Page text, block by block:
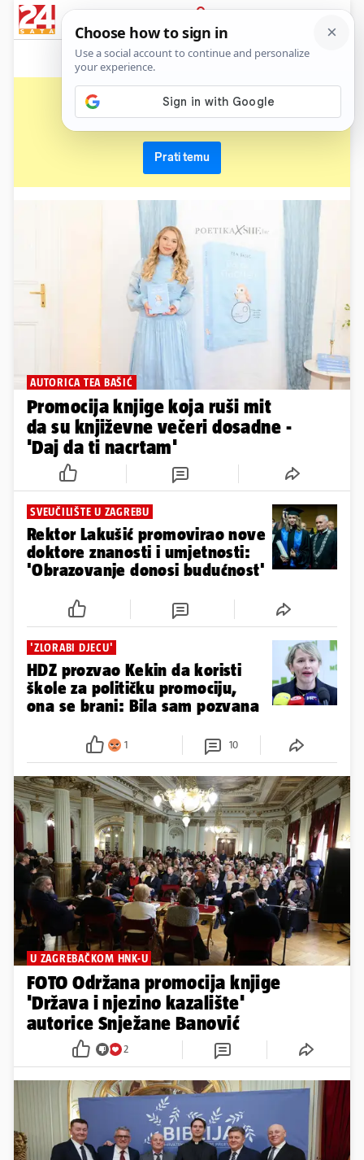
PRIJAVA
News
promocija
Prati temu
AUTORICA TEA BAŠIĆ
Promocija knjige koja ruši mit
da su književne večeri dosadne -
'Daj da ti nacrtam'
SVEUČILIŠTE U ZAGREBU
Rektor Lakušić promovirao nove
doktore znanosti i umjetnosti:
'Obrazovanje donosi budućnost'
'ZLORABI DJECU'
HDZ prozvao Kekin da koristi
škole za političku promociju,
ona se brani: Bila sam pozvana
1 10
U ZAGREBAČKOM HNK-U
FOTO Održana promocija knjige
'Država i njezino kazalište'
autorice Snježane Banović
2